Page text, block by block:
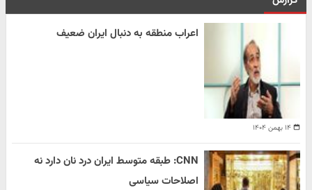
۱۴ بهمن ۱۴۰۴
اعراب منطقه به دنبال ایران ضعیف
CNN: طبقه متوسط ایران درد نان دارد نه
اصلاحات سیاسی